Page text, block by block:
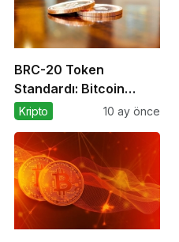
BRC-20 Token
Standardı: Bitcoin
Üzerindeki Deneysel
Kripto 10 ay önce